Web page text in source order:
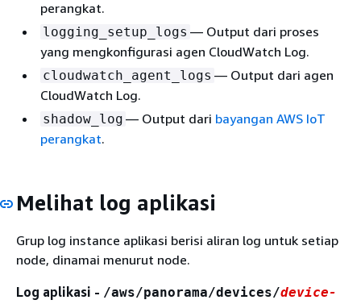
perangkat.
logging_setup_logs — Output dari proses
yang mengkonfigurasi agen CloudWatch Log.
cloudwatch_agent_logs — Output dari agen
CloudWatch Log.
shadow_log — Output dari bayangan AWS IoT
perangkat.
Melihat log aplikasi
Grup log instance aplikasi berisi aliran log untuk setiap
node, dinamai menurut node.
Log aplikasi - /aws/panorama/devices/device-